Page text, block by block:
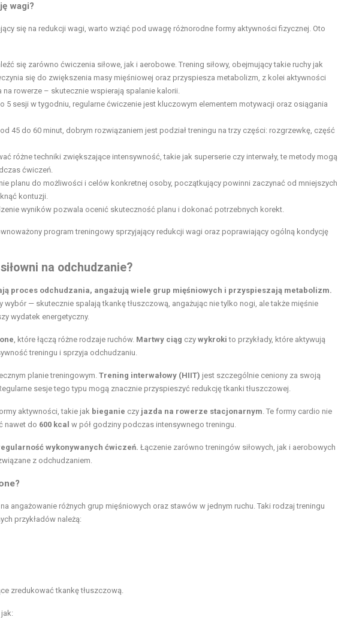
wagi?
się na redukcji wagi, warto wziąć pod uwagę różnorodne formy aktywności fizycznej. Oto
się zarówno ćwiczenia siłowe, jak i aerobowe. Trening siłowy, obejmujący takie ruchy jak
się do zwiększenia masy mięśniowej oraz przyspiesza metabolizm, z kolei aktywności
rowerze – skutecznie wspierają spalanie kalorii.
5 sesji w tygodniu, regularne ćwiczenie jest kluczowym elementem motywacji oraz osiągania
45 do 60 minut, dobrym rozwiązaniem jest podział treningu na trzy części: rozgrzewkę, część
różne techniki zwiększające intensywność, takie jak superserie czy interwały, te metody mogą
ćwiczeń.
planu do możliwości i celów konkretnej osoby, początkujący powinni zaczynać od mniejszych
kontuzji.
wyników pozwala ocenić skuteczność planu i dokonać potrzebnych korekt.
program treningowy sprzyjający redukcji wagi oraz poprawiający ogólną kondycję
na odchudzanie?
proces odchudzania, angażują wiele grup mięśniowych i przyspieszają metabolizm.
wybór — skutecznie spalają tkankę tłuszczową, angażując nie tylko nogi, ale także mięśnie
wydatek energetyczny.
, które łączą różne rodzaje ruchów. Martwy ciąg czy wykroki to przykłady, które aktywują
treningu i sprzyja odchudzaniu.
planie treningowym.Trening interwałowy (HIIT) jest szczególnie ceniony za swoją
sesje tego typu mogą znacznie przyspieszyć redukcję tkanki tłuszczowej.
aktywności, takie jak bieganie czy jazda na rowerze stacjonarnym. Te formy cardio nie
nawet do 600 kcal w pół godziny podczas intensywnego treningu.
wykonywanych ćwiczeń. Łączenie zarówno treningów siłowych, jak i aerobowych
z odchudzaniem.
angażowanie różnych grup mięśniowych oraz stawów w jednym ruchu. Taki rodzaj treningu
przykładów należą:
zredukować tkankę tłuszczową.